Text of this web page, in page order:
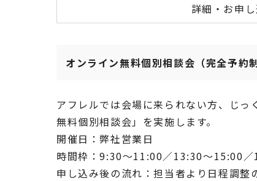
詳細・お申
オンライン無料個別相談会（完全予約制
アフレルでは会場に来られない方、じ
無料個別相談会」を実施します。
開催日：弊社営業日
時間枠：9:30～11:00／13:30～15:00
申し込み後の流れ：担当者より日程調整